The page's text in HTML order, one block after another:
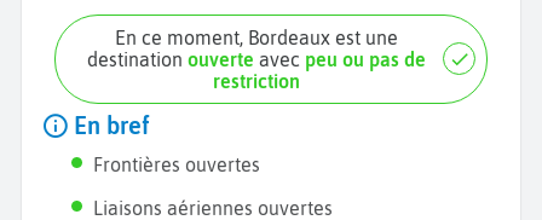
En ce moment, Bordeaux est une
destinationouverte avec peu ou pas de
restriction
En bref
Frontières ouvertes
Liaisons aériennes ouvertes